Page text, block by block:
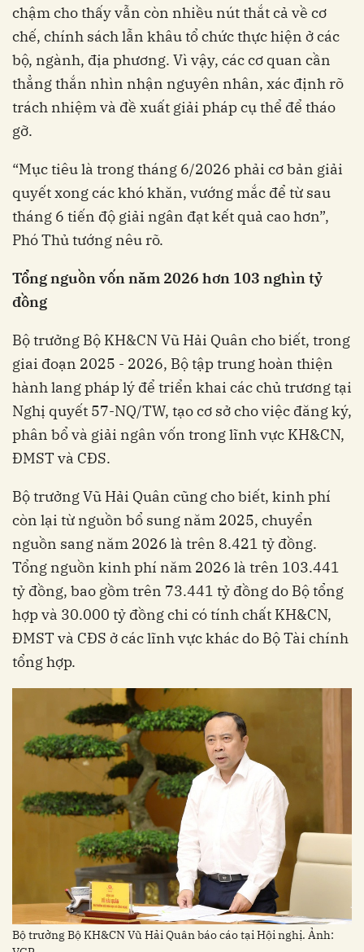
chậm cho thấy vẫn còn nhiều nút thắt cả về cơ
chế, chính sách lẫn khâu tổ chức thực hiện ở các
bộ, ngành, địa phương. Vì vậy, các cơ quan cần
thẳng thắn nhìn nhận nguyên nhân, xác định rõ
trách nhiệm và đề xuất giải pháp cụ thể để tháo
gỡ.
“Mục tiêu là trong tháng 6/2026 phải cơ bản giải
quyết xong các khó khăn, vướng mắc để từ sau
tháng 6 tiến độ giải ngân đạt kết quả cao hơn”,
Phó Thủ tướng nêu rõ.
Tổng nguồn vốn năm 2026 hơn 103 nghìn tỷ
đồng
Bộ trưởng Bộ KH&CN Vũ Hải Quân cho biết, trong
giai đoạn 2025 - 2026, Bộ tập trung hoàn thiện
hành lang pháp lý để triển khai các chủ trương tại
Nghị quyết 57-NQ/TW, tạo cơ sở cho việc đăng ký,
phân bổ và giải ngân vốn trong lĩnh vực KH&CN,
ĐMST và CĐS.
Bộ trưởng Vũ Hải Quân cũng cho biết, kinh phí
còn lại từ nguồn bổ sung năm 2025, chuyển
nguồn sang năm 2026 là trên 8.421 tỷ đồng.
Tổng nguồn kinh phí năm 2026 là trên 103.441
tỷ đồng, bao gồm trên 73.441 tỷ đồng do Bộ tổng
hợp và 30.000 tỷ đồng chi có tính chất KH&CN,
ĐMST và CĐS ở các lĩnh vực khác do Bộ Tài chính
tổng hợp.
Bộ trưởng Bộ KH&CN Vũ Hải Quân báo cáo tại Hội nghị. Ảnh: